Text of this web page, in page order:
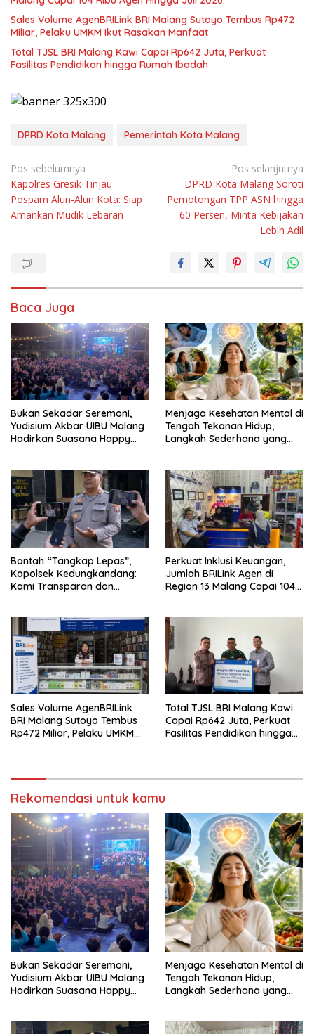
Sales Volume AgenBRILink BRI Malang Sutoyo Tembus Rp472
Miliar, Pelaku UMKM Ikut Rasakan Manfaat
Total TJSL BRI Malang Kawi Capai Rp642 Juta, Perkuat
Fasilitas Pendidikan hingga Rumah Ibadah
DPRD Kota Malang Pemerintah Kota Malang
Navigasi
pos
Pos sebelumnya
Kapolres Gresik Tinjau
Pospam Alun-Alun Kota: Siap
Amankan Mudik Lebaran
Pos selanjutnya
DPRD Kota Malang Soroti
Pemotongan TPP ASN hingga
60 Persen, Minta Kebijakan
Lebih Adil
Baca Juga
Bukan Sekadar Seremoni,
Yudisium Akbar UIBU Malang
Hadirkan Suasana Happy
Menjaga Kesehatan Mental di
Tengah Tekanan Hidup,
Langkah Sederhana yang
Bantah “Tangkap Lepas”,
Kapolsek Kedungkandang:
Kami Transparan dan
Perkuat Inklusi Keuangan,
Jumlah BRILink Agen di
Region 13 Malang Capai 104
Sales Volume AgenBRILink
BRI Malang Sutoyo Tembus
Rp472 Miliar, Pelaku UMKM
Total TJSL BRI Malang Kawi
Capai Rp642 Juta, Perkuat
Fasilitas Pendidikan hingga
Rekomendasi untuk kamu
Bukan Sekadar Seremoni,
Yudisium Akbar UIBU Malang
Hadirkan Suasana Happy
Menjaga Kesehatan Mental di
Tengah Tekanan Hidup,
Langkah Sederhana yang